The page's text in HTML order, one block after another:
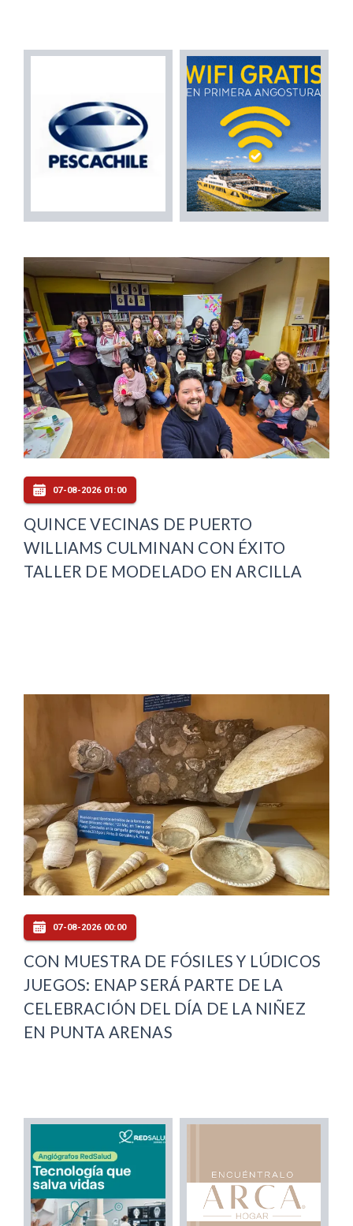
07-08-2026 01:00
QUINCE VECINAS DE PUERTO
WILLIAMS CULMINAN CON ÉXITO
TALLER DE MODELADO EN ARCILLA
07-08-2026 00:00
CON MUESTRA DE FÓSILES Y LÚDICOS
JUEGOS: ENAP SERÁ PARTE DE LA
CELEBRACIÓN DEL DÍA DE LA NIÑEZ
EN PUNTA ARENAS